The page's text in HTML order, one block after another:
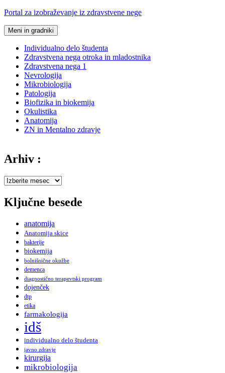
Preskoči
vsebino
Portal za izobraževanje iz zdravstvene nege
Meni in gradniki
Individualno delo študenta
Zdravstvena nega otroka in mladostnika
Zdravstvena nega 1
Nevrologija
Mikrobiologija
Patologija
Biofizika in biokemija
Okulistika
Anatomija
ZN in Mentalno zdravje
Arhiv :
Arhiv
Ključne besede
anatomija
Anatomija skice
bakterije
biokemija
bolnišnične okužbe
demenca
diagnostično terapevtski program
dojenček
dtp
etika
farmakologija
idš
individualno delo študenta
javno zdravje
kirurgija
mikrobiologija